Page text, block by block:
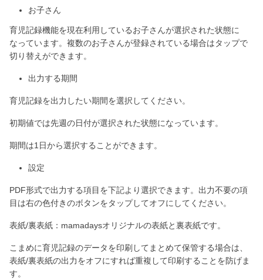
お子さん
育児記録機能を現在利用しているお子さんが選択された状態に
なっています。複数のお子さんが登録されている場合はタップで
切り替えができます。
出力する期間
育児記録を出力したい期間を選択してください。
初期値では先週の日付が選択された状態になっています。
期間は1日から選択することができます。
設定
PDF形式で出力する項目を下記より選択できます。出力不要の項
目は右の色付きのボタンをタップしてオフにしてください。
表紙/裏表紙：mamadaysオリジナルの表紙と裏表紙です。
こまめに育児記録のデータを印刷してまとめて保管する場合は、
表紙/裏表紙の出力をオフにすれば重複して印刷することを防げま
す。